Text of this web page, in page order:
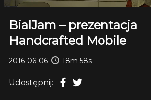
BialJam – prezentacja
Handcrafted Mobile
2016-06-06 18m 58s
Udostępnij: